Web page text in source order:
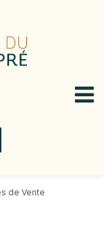
de Vente